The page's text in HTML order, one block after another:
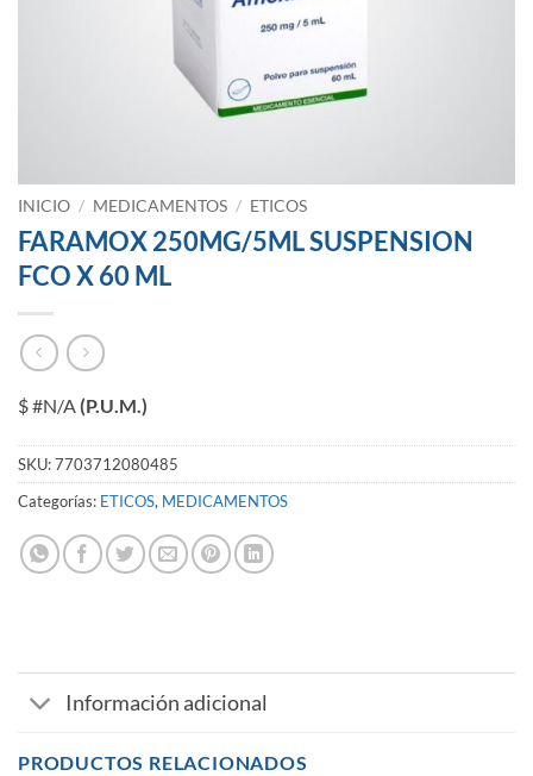
INICIO / MEDICAMENTOS / ETICOS
FARAMOX 250MG/5ML SUSPENSION
FCO X 60 ML
$ #N/A(P.U.M.)
SKU:7703712080485
Categorías: ETICOS, MEDICAMENTOS
Información adicional
PRODUCTOS RELACIONADOS